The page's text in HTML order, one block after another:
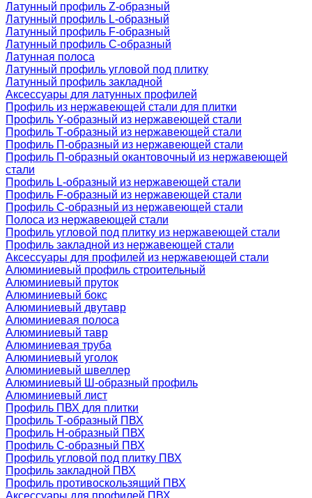
Латунный профиль Z-образный
Латунный профиль L-образный
Латунный профиль F-образный
Латунный профиль C-образный
Латунная полоса
Латунный профиль угловой под плитку
Латунный профиль закладной
Аксессуары для латунных профилей
Профиль из нержавеющей стали для плитки
Профиль Y-образный из нержавеющей стали
Профиль Т-образный из нержавеющей стали
Профиль П-образный из нержавеющей стали
Профиль П-образный окантовочный из нержавеющей
стали
Профиль L-образный из нержавеющей стали
Профиль F-образный из нержавеющей стали
Профиль C-образный из нержавеющей стали
Полоса из нержавеющей стали
Профиль угловой под плитку из нержавеющей стали
Профиль закладной из нержавеющей стали
Аксессуары для профилей из нержавеющей стали
Алюминиевый профиль строительный
Алюминиевый пруток
Алюминиевый бокс
Алюминиевый двутавр
Алюминиевая полоса
Алюминиевый тавр
Алюминиевая труба
Алюминиевый уголок
Алюминиевый швеллер
Алюминиевый Ш-образный профиль
Алюминиевый лист
Профиль ПВХ для плитки
Профиль Т-образный ПВХ
Профиль H-образный ПВХ
Профиль C-образный ПВХ
Профиль угловой под плитку ПВХ
Профиль закладной ПВХ
Профиль противоскользящий ПВХ
Аксессуары для профилей ПВХ